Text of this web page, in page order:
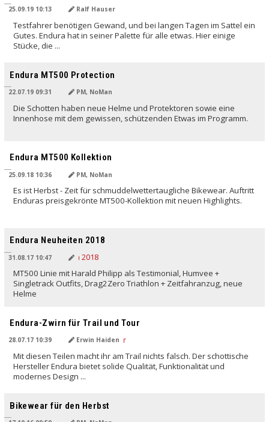
25.09.19 10:13 Ralf Hauser
Testfahrer benötigen Gewand, und bei langen Tagen im Sattel ein
Gutes. Endura hat in seiner Palette für alle etwas. Hier einige
Stücke, die ...
Endura MT500 Protection
22.07.19 09:31 PM, NoMan
Die Schotten haben neue Helme und Protektoren sowie eine
Innenhose mit dem gewissen, schützenden Etwas im Programm.
Endura MT500 Kollektion
25.09.18 10:36 PM, NoMan
Es ist Herbst - Zeit für schmuddelwettertaugliche Bikewear. Auftritt
Enduras preisgekrönte MT500-Kollektion mit neuen Highlights.
Endura Neuheiten 2018
31.08.17 10:47
MT500 Linie mit Harald Philipp als Testimonial, Humvee +
Singletrack Outfits, Drag2Zero Triathlon + Zeitfahranzug, neue
Helme
Endura-Zwirn für Trail und Tour
28.07.17 10:39 Erwin Haiden
Mit diesen Teilen macht ihr am Trail nichts falsch. Der schottische
Hersteller Endura bietet solide Qualität, Funktionalität und
modernes Design ...
Bikewear für den Herbst